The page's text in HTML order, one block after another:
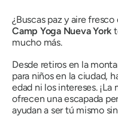
¿Buscas paz y aire
Camp Yoga Nueva York
mucho más.
Desde retiros en la
para niños en la ciudad,
edad ni los intereses.
ofrecen una escapada
ayudan a ser tú mismo